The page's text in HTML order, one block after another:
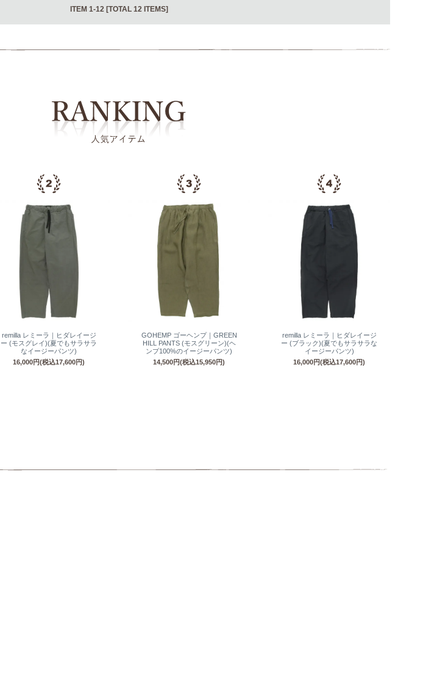
ITEM 1-12 [TOTAL 12 ITEMS]
remilla レミーラ｜ヒダレイージ
ー (モスグレイ)(夏でもサラサラ
なイージーパンツ)
16,000円(税込17,600円)
GOHEMP ゴーヘンプ｜GREEN
HILL PANTS (モスグリーン)(ヘ
ンプ100%のイージーパンツ)
14,500円(税込15,950円)
remilla レミーラ｜ヒダレイージ
ー (ブラック)(夏でもサラサラな
イージーパンツ)
16,000円(税込17,600円)